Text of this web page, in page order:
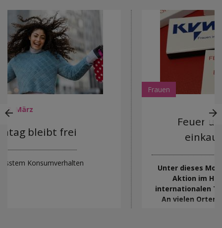
Frauen
Feuer und Flamme für den
einkaufsfreien Sonntag
Unter dieses Motto stellen die KVW Frauen ihre
Aktion im Hinblick auf den 3. März, den
internationalen Tag des arbeitsfreien Sonntags.
An vielen Orten und Kirchen Südtirols werden
Streichholzschachteln mit der Aufschrift: “Feuer
arrow_back arrow_forward